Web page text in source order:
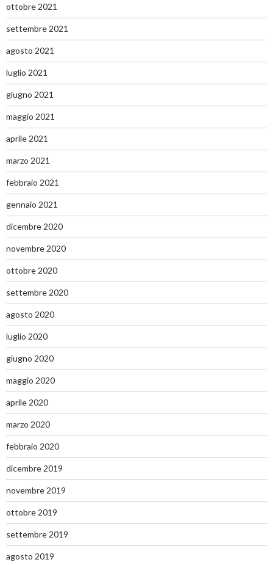
ottobre 2021
settembre 2021
agosto 2021
luglio 2021
giugno 2021
maggio 2021
aprile 2021
marzo 2021
febbraio 2021
gennaio 2021
dicembre 2020
novembre 2020
ottobre 2020
settembre 2020
agosto 2020
luglio 2020
giugno 2020
maggio 2020
aprile 2020
marzo 2020
febbraio 2020
dicembre 2019
novembre 2019
ottobre 2019
settembre 2019
agosto 2019